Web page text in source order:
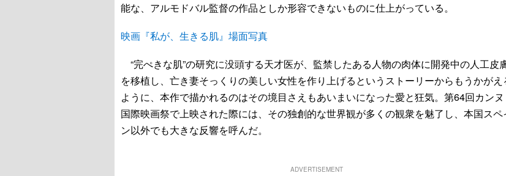
能な、アルモドバル監督の作品としか形容できないものに仕上がっている。
映画『私が、生きる肌』場面写真
“完ぺきな肌”の研究に没頭する天才医が、監禁したある人物の肉体に開発中の人工皮
を移植し、亡き妻そっくりの美しい女性を作り上げるというストーリーからもうかがえ
ように、本作で描かれるのはその境目さえもあいまいになった愛と狂気。第64回カンヌ
国際映画祭で上映された際には、その独創的な世界観が多くの観衆を魅了し、本国スペ
ン以外でも大きな反響を呼んだ。
ADVERTISEMENT